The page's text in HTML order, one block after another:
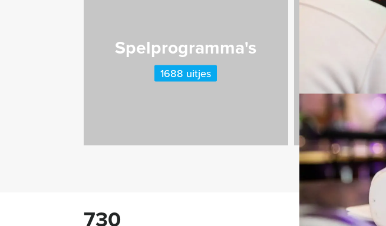
Spelprogramma's
1688 uitjes
730